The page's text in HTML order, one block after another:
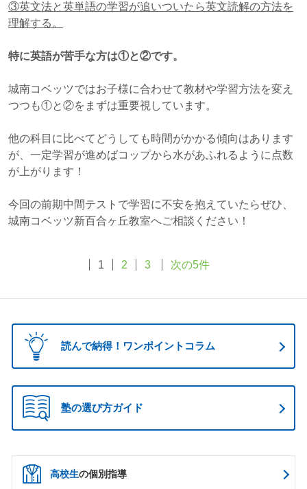
③英文法と英単語の学習が追いついたら英文読解の方法を
理解する。
特に英語が苦手な方は①と②です。
城南コベッツではお子様に合わせて教材や学習方法を変え
つつも①と②をまずは重要視しています。
他の科目に比べてどうしても時間がかかる傾向はあります
が、一定学習が進めばコップから水があふれるように点数
が上がります！
今回の前期中間テストで学習に不安を抱えていたらぜひ、
城南コベッツ新百合ヶ丘教室へご相談ください！
1 2 3 次の5件
読んで納得！ワンポイントコラム
塾の選び方ガイド
高校生の個別指導